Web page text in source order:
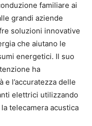
familiare ai
grandi aziende
soluzioni innovative
che aiutano le
energetici. Il suo
ha
l’accuratezza delle
elettrici utilizzando
telecamera acustica